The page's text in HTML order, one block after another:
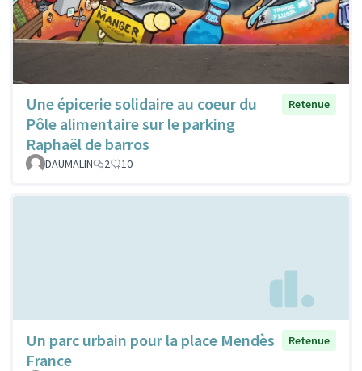
Une épicerie solidaire au coeur du
Pôle alimentaire sur le parking
Raphaël de barros
Retenue
DAUMALIN 2 10
Un parc urbain pour la place Mendès
France
Retenue